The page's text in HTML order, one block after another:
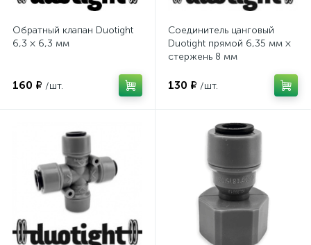
Обратный клапан Duotight
6,3 × 6,3 мм
160 ₽ /шт.
Соединитель цанговый
Duotight прямой 6,35 мм ×
стержень 8 мм
130 ₽ /шт.